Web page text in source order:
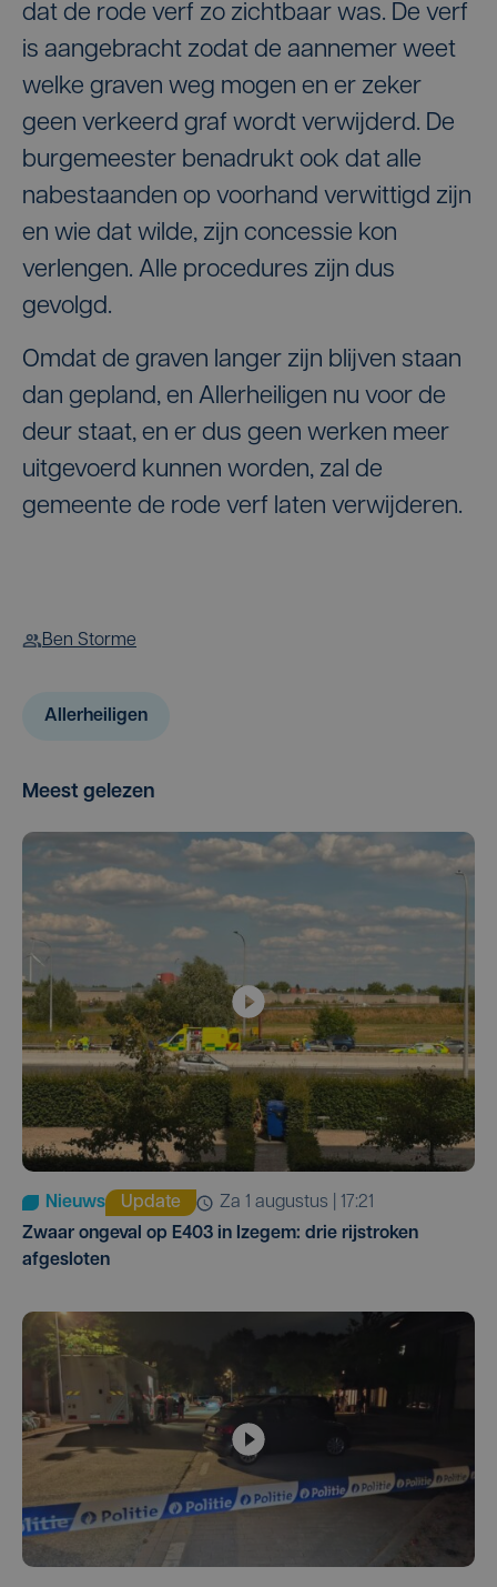
dat de rode verf zo zichtbaar was. De verf
is aangebracht zodat de aannemer weet
welke graven weg mogen en er zeker
geen verkeerd graf wordt verwijderd. De
burgemeester benadrukt ook dat alle
nabestaanden op voorhand verwittigd zijn
en wie dat wilde, zijn concessie kon
verlengen. Alle procedures zijn dus
gevolgd.
Omdat de graven langer zijn blijven staan
dan gepland, en Allerheiligen nu voor de
deur staat, en er dus geen werken meer
uitgevoerd kunnen worden, zal de
gemeente de rode verf laten verwijderen.
Ben Storme
Allerheiligen
Meest gelezen
Nieuws Update
za 1 augustus | 17:21
Zwaar ongeval op E403 in Izegem: drie rijstroken
afgesloten